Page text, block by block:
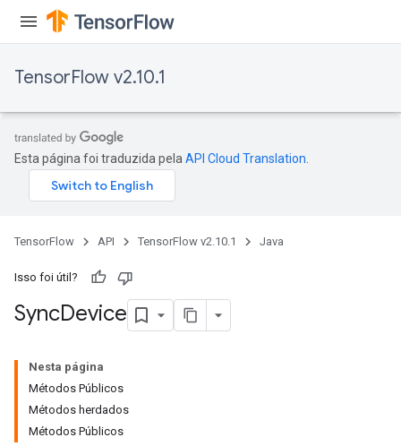
TensorFlow v2.10.1
Esta página foi traduzida pela API Cloud Translation
TensorFlow API TensorFlow v2.10.1 Java
Isso foi útil?
SyncDevice
Nesta página
Métodos Públicos
Métodos herdados
Métodos Públicos